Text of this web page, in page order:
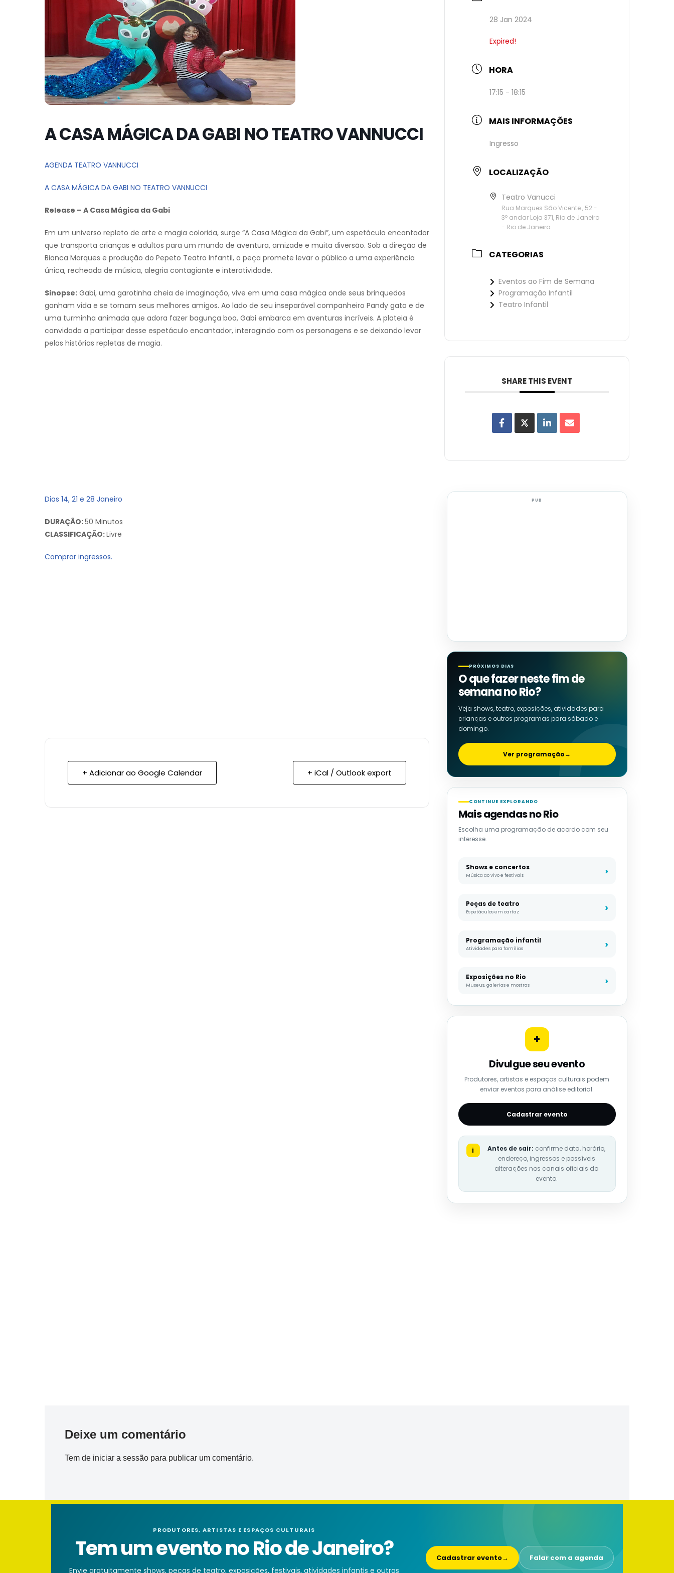
A CASA MÁGICA DA GABI NO TEATRO VANNUCCI
AGENDA TEATRO VANNUCCI
A CASA MÁGICA DA GABI NO TEATRO VANNUCCI
Release – A Casa Mágica da Gabi
Em um universo repleto de arte e magia colorida, surge “A Casa Mágica da Gabi”, um espetáculo encantador
que transporta crianças e adultos para um mundo de aventura, amizade e muita diversão. Sob a direção de
Bianca Marques e produção do Pepeto Teatro Infantil, a peça promete levar o público a uma experiência
única, recheada de música, alegria contagiante e interatividade.
Sinopse: Gabi, uma garotinha cheia de imaginação, vive em uma casa mágica onde seus brinquedos
ganham vida e se tornam seus melhores amigos. Ao lado de seu inseparável companheiro Pandy gato e de
uma turminha animada que adora fazer bagunça boa, Gabi embarca em aventuras incríveis. A plateia é
convidada a participar desse espetáculo encantador, interagindo com os personagens e se deixando levar
pelas histórias repletas de magia.
Dias 14, 21 e 28 Janeiro
DURAÇÃO:50 Minutos
CLASSIFICAÇÃO:Livre
Comprar ingressos.
+ Adicionar ao Google Calendar + iCal / Outlook export
28 Jan 2024
Expired!
HORA
17:15 - 18:15
MAIS INFORMAÇÕES
Ingresso
LOCALIZAÇÃO
Teatro Vanucci
Rua Marques São Vicente , 52 -
3º andar Loja 371, Rio de Janeiro
- Rio de Janeiro
CATEGORIAS
Eventos ao Fim de Semana
Programação Infantil
Teatro Infantil
SHARE THIS EVENT
PUB
PRÓXIMOS DIAS
O que fazer neste fim de
semana no Rio?
Veja shows, teatro, exposições, atividades para
crianças e outros programas para sábado e
domingo.
Ver programação→
CONTINUE EXPLORANDO
Mais agendas no Rio
Escolha uma programação de acordo com seu
interesse.
Shows e concertos
Música ao vivo e festivais
Peças de teatro
Espetáculos em cartaz
Programação infantil
Atividades para famílias
Exposições no Rio
Museus, galerias e mostras
+
Divulgue seu evento
Produtores, artistas e espaços culturais podem
enviar eventos para análise editorial.
Cadastrar evento
i Antes de sair: confirme data, horário,
endereço, ingressos e possíveis
alterações nos canais oficiais do
evento.
Deixe um comentário
Tem de iniciar a sessão para publicar um comentário.
PRODUTORES, ARTISTAS E ESPAÇOS CULTURAIS
Tem um evento no Rio de Janeiro?
Envie gratuitamente shows, peças de teatro, exposições, festivais, atividades infantis e outras
Cadastrar evento→ Falar com a agenda